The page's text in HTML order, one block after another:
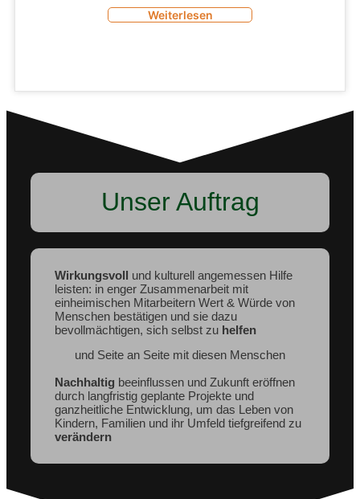
Weiterlesen
Unser Auftrag
Wirkungsvoll und kulturell angemessen Hilfe
leisten: in enger Zusammenarbeit mit
einheimischen Mitarbeitern Wert & Würde von
Menschen bestätigen und sie dazu
bevollmächtigen, sich selbst zu helfen
und Seite an Seite mit diesen Menschen
Nachhaltig beeinflussen und Zukunft eröffnen
durch langfristig geplante Projekte und
ganzheitliche Entwicklung, um das Leben von
Kindern, Familien und ihr Umfeld tiefgreifend zu
verändern